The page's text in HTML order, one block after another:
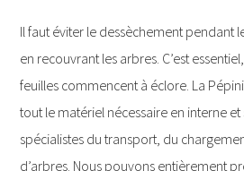
Il faut éviter le dessèchement pendant
en recouvrant les arbres. C’est
feuilles commencent à éclore. La
tout le matériel nécessaire en interne
spécialistes du transport, du
d’arbres. Nous pouvons entièrement